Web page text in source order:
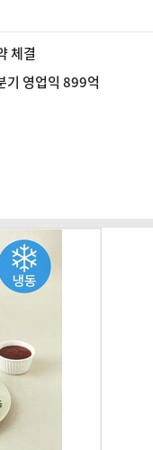
체결
영업익 899억